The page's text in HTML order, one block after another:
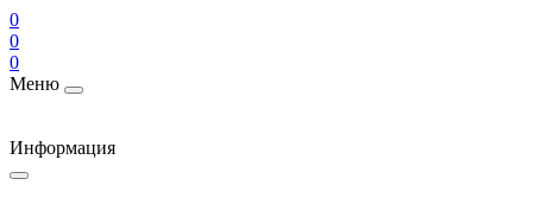
0
0
0
Меню
Информация